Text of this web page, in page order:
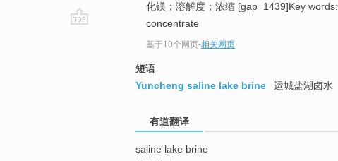
化镁；溶解度；浓缩 [gap=1439]Key words:
concentrate
基于10个网页-相关网页
短语
Yuncheng saline lake brine
运城盐湖卤水
有道翻译
saline lake brine